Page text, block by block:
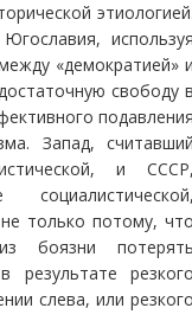
«демократией»
свободу
Запад,
и
только потому,
боязни
результате
слева, или